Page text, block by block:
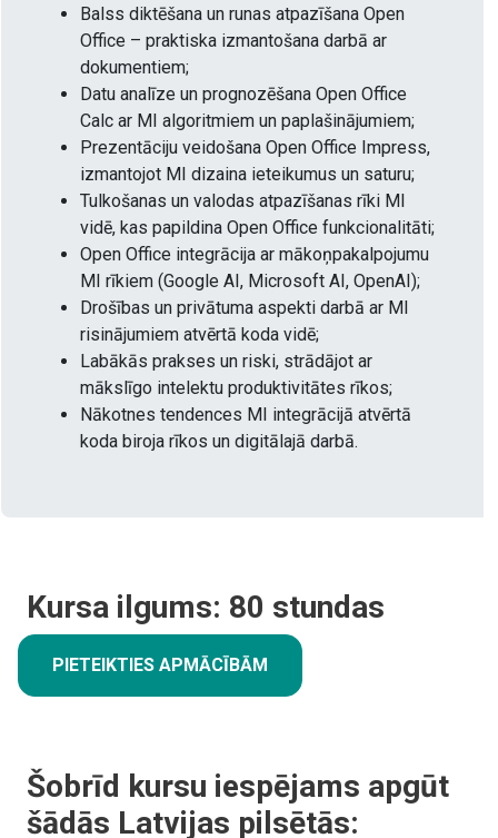
Balss diktēšana un runas atpazīšana Open
Office – praktiska izmantošana darbā ar
dokumentiem;
Datu analīze un prognozēšana Open Office
Calc ar MI algoritmiem un paplašinājumiem;
Prezentāciju veidošana Open Office Impress,
izmantojot MI dizaina ieteikumus un saturu;
Tulkošanas un valodas atpazīšanas rīki MI
vidē, kas papildina Open Office funkcionalitāti;
Open Office integrācija ar mākoņpakalpojumu
MI rīkiem (Google AI, Microsoft AI, OpenAI);
Drošības un privātuma aspekti darbā ar MI
risinājumiem atvērtā koda vidē;
Labākās prakses un riski, strādājot ar
mākslīgo intelektu produktivitātes rīkos;
Nākotnes tendences MI integrācijā atvērtā
koda biroja rīkos un digitālajā darbā.
Kursa ilgums: 80 stundas
PIETEIKTIES APMĀCĪBĀM
Šobrīd kursu iespējams apgūt
šādās Latvijas pilsētās: